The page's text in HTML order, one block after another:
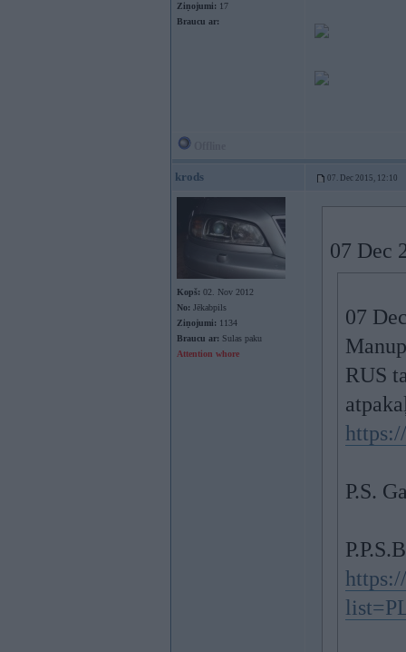
Ziņojumi: 17
Braucu ar:
krods 07. Dec 2015, 12:10
Kopš: 02. Nov 2012
No: Jēkabpils
Ziņojumi: 1134
Braucu ar: Sulas paku
Attention whore
07 Dec
07
RUS
P.S.